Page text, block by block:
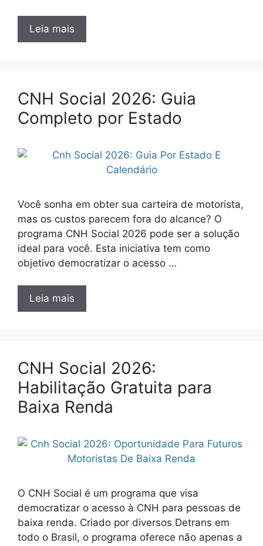
Leia mais
CNH Social 2026: Guia
Completo por Estado
Você sonha em obter sua carteira de motorista,
mas os custos parecem fora do alcance? O
programa CNH Social 2026 pode ser a solução
ideal para você. Esta iniciativa tem como
objetivo democratizar o acesso …
Leia mais
CNH Social 2026:
Habilitação Gratuita para
Baixa Renda
O CNH Social é um programa que visa
democratizar o acesso à CNH para pessoas de
baixa renda. Criado por diversos Detrans em
todo o Brasil, o programa oferece não apenas a